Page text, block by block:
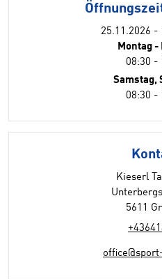
25.11.2026 -
Montag -
08:30 -
Samstag,
08:30 -
Kieserl
5611